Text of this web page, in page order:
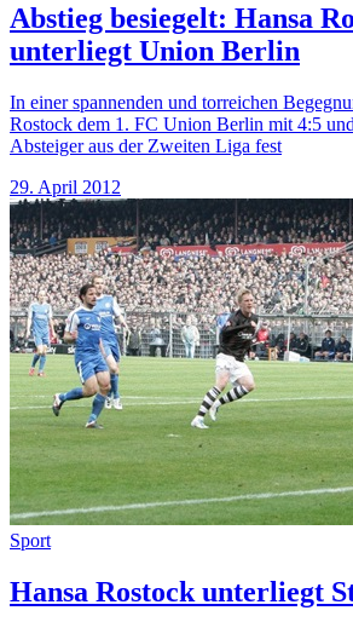
Abstieg besiegelt: Hansa
unterliegt Union Berlin
In einer spannenden und torreichen
Rostock dem 1. FC Union Berlin mit 4:5
Absteiger aus der Zweiten Liga fest
29. April 2012
Sport
Hansa Rostock unterliegt